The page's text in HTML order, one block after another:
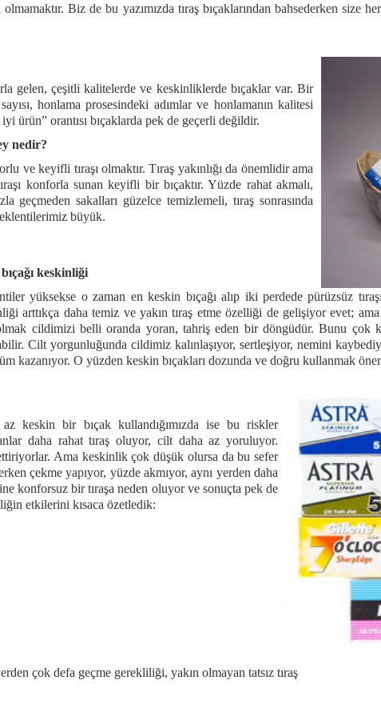
Biz de bu yazımızda tıraş bıçaklarından bahsederken size
gelen, çeşitli kalitelerde ve keskinliklerde bıçaklar var. Bir
honlama prosesindeki adımlar ve honlamanın kalitesi
ürün” orantısı bıçaklarda pek de geçerli değildir.
nedir?
ve keyifli tıraşı olmaktır. Tıraş yakınlığı da önemlidir ama
konforla sunan keyifli bir bıçaktır. Yüzde rahat akmalı,
geçmeden sakalları güzelce temizlemeli, tıraş sonrasında
büyük.
keskinliği
yüksekse o zaman en keskin bıçağı alıp iki perdede pürüzsüz
arttıkça daha temiz ve yakın tıraş etme özelliği de gelişiyor evet;
cildimizi belli oranda yoran, tahriş eden bir döngüdür. Bunu çok
Cilt yorgunluğunda cildimiz kalınlaşıyor, sertleşiyor, nemini
kazanıyor. O yüzden keskin bıçakları dozunda ve doğru kullanmak
keskin bir bıçak kullandığımızda ise bu riskler
daha rahat tıraş oluyor, cilt daha az yoruluyor.
Ama keskinlik çok düşük olursa da bu sefer
çekme yapıyor, yüzde akmıyor, aynı yerden daha
konforsuz bir tıraşa neden oluyor ve sonuçta pek de
etkilerini kısaca özetledik:
çok defa geçme gerekliliği, yakın olmayan tatsız tıraş